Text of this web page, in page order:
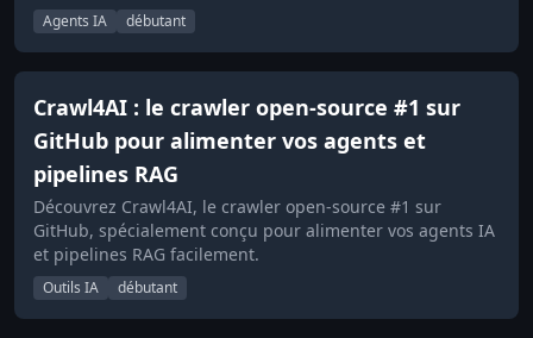
Agents IA débutant
Crawl4AI : le crawler open-source #1 sur
GitHub pour alimenter vos agents et
pipelines RAG
Découvrez Crawl4AI, le crawler open-source #1 sur
GitHub, spécialement conçu pour alimenter vos agents IA
et pipelines RAG facilement.
Outils IA débutant